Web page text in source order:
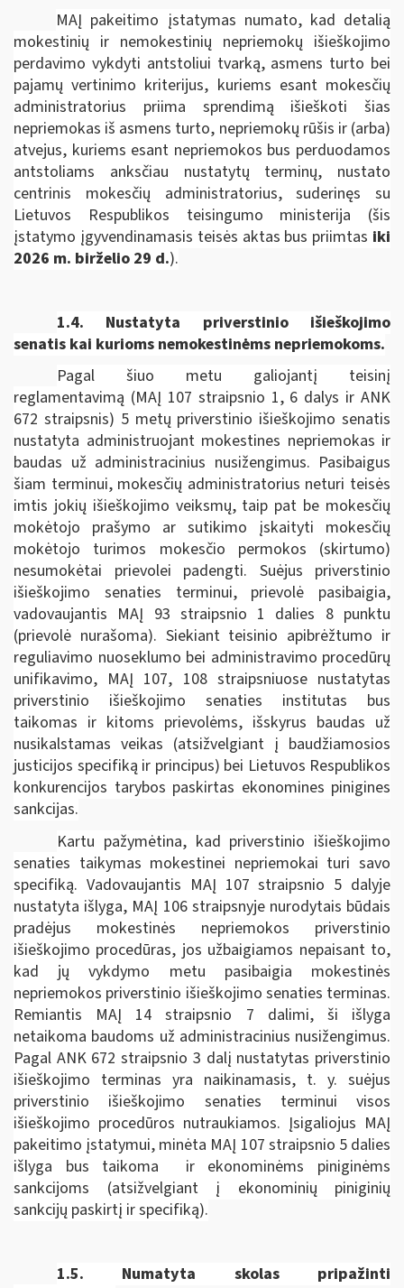
MAĮ pakeitimo įstatymas numato, kad detalią
mokestinių ir nemokestinių nepriemokų išieškojimo
perdavimo vykdyti antstoliui tvarką, asmens turto bei
pajamų vertinimo kriterijus, kuriems esant mokesčių
administratorius priima sprendimą išieškoti šias
nepriemokas iš asmens turto, nepriemokų rūšis ir (arba)
atvejus, kuriems esant nepriemokos bus perduodamos
antstoliams anksčiau nustatytų terminų, nustato
centrinis mokesčių administratorius, suderinęs su
Lietuvos Respublikos teisingumo ministerija
(šis
įstatymo įgyvendinamasis teisės aktas bus priimtas iki
2026 m. birželio 29 d.).
1.4. Nustatyta priverstinio išieškojimo
senatis kai kurioms nemokestinėms nepriemokoms.
Pagal šiuo metu galiojantį teisinį
reglamentavimą (MAĮ 107 straipsnio 1, 6 dalys ir ANK
672 straipsnis) 5 metų priverstinio išieškojimo senatis
nustatyta administruojant mokestines nepriemokas ir
baudas už administracinius nusižengimus. Pasibaigus
šiam terminui, mokesčių administratorius neturi teisės
imtis jokių išieškojimo veiksmų, taip pat be mokesčių
mokėtojo prašymo ar sutikimo įskaityti mokesčių
mokėtojo turimos mokesčio permokos (skirtumo)
nesumokėtai prievolei padengti. Suėjus priverstinio
išieškojimo senaties terminui, prievolė pasibaigia,
vadovaujantis MAĮ 93 straipsnio 1 dalies 8 punktu
(prievolė nurašoma). Siekiant teisinio apibrėžtumo ir
reguliavimo nuoseklumo bei administravimo procedūrų
unifikavimo, MAĮ 107, 108 straipsniuose nustatytas
priverstinio išieškojimo senaties institutas bus
taikomas ir kitoms prievolėms, išskyrus baudas už
nusikalstamas veikas (atsižvelgiant į baudžiamosios
justicijos specifiką ir principus) bei Lietuvos Respublikos
konkurencijos tarybos paskirtas ekonomines pinigines
sankcijas.
Kartu pažymėtina, kad priverstinio išieškojimo
senaties taikymas mokestinei nepriemokai turi savo
specifiką. Vadovaujantis MAĮ 107 straipsnio 5 dalyje
nustatyta išlyga, MAĮ 106 straipsnyje nurodytais būdais
pradėjus mokestinės nepriemokos priverstinio
išieškojimo procedūras, jos užbaigiamos nepaisant to,
kad jų vykdymo metu pasibaigia mokestinės
nepriemokos priverstinio išieškojimo senaties terminas.
Remiantis MAĮ 14 straipsnio 7 dalimi, ši išlyga
netaikoma baudoms už administracinius nusižengimus.
Pagal ANK 672 straipsnio 3 dalį nustatytas priverstinio
išieškojimo terminas yra naikinamasis, t. y. suėjus
priverstinio išieškojimo senaties terminui visos
išieškojimo procedūros nutraukiamos. Įsigaliojus MAĮ
pakeitimo įstatymui, minėta MAĮ 107 straipsnio 5 dalies
išlyga bus taikoma ir ekonominėms piniginėms
sankcijoms (atsižvelgiant į ekonominių piniginių
sankcijų paskirtį ir specifiką).
1.5.
Numatyta skolas pripažinti